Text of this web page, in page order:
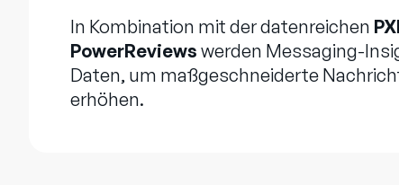
In Kombination mit der datenreichen
PowerReviews werden Messaging-
Daten, um maßgeschneiderte
erhöhen.